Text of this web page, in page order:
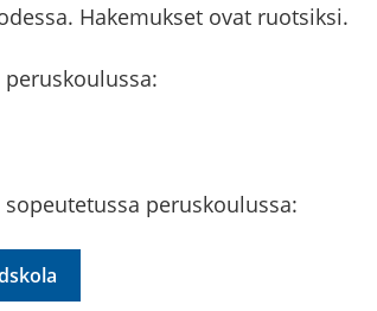
Hakemukset ovat ruotsiksi.
peruskoulussa: